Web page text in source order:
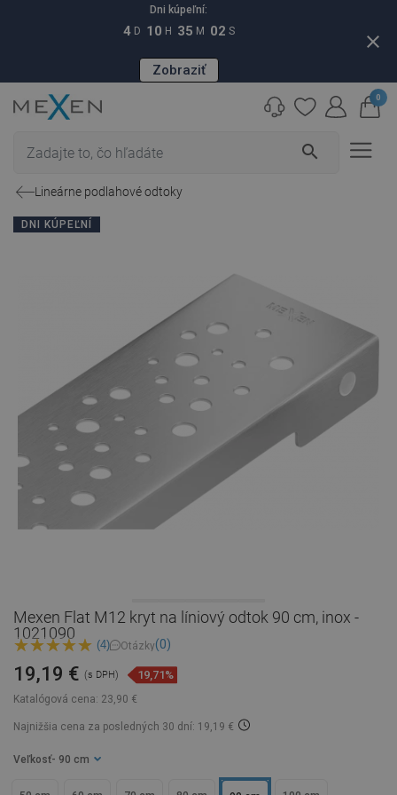
Dni kúpeľní:
4 D 10 H 35 M 01 S
Zobraziť
close
search
0
Lineárne podlahové odtoky
DNI KÚPEĽNÍ
Mexen Flat M12 kryt na líniový odtok 90 cm, inox -
1021090
(4) Otázky(0)
Katalógová cena: 23,90 €
19,19 € (s DPH) 19,71%
Najnižšia cena za posledných 30 dní: 19,19 €
Veľkosť - 90 cm